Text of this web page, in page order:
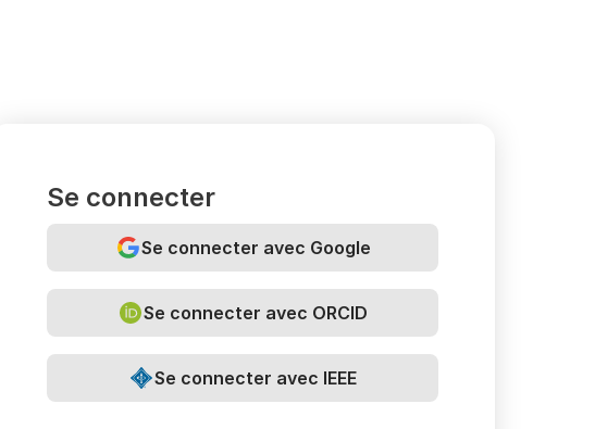
Se connecter
Se connecter avec Google
Se connecter avec ORCID
Se connecter avec IEEE